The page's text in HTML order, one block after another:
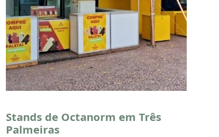
Stands de Octanorm em Três
Palmeiras